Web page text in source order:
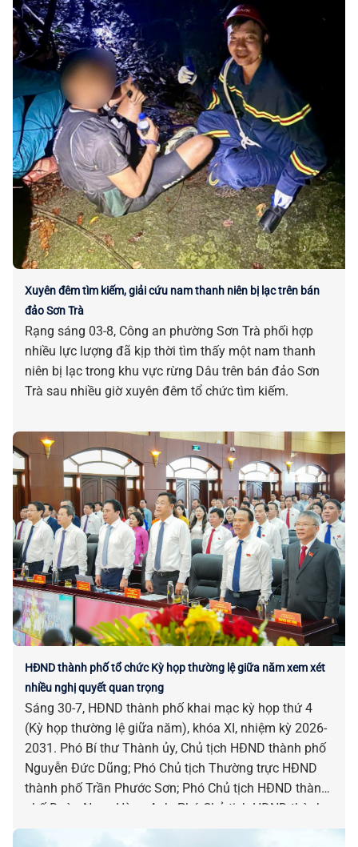
Xuyên đêm tìm kiếm, giải cứu nam thanh niên bị lạc trên bán
đảo Sơn Trà
Rạng sáng 03-8, Công an phường Sơn Trà phối hợp
nhiều lực lượng đã kịp thời tìm thấy một nam thanh
niên bị lạc trong khu vực rừng Dâu trên bán đảo Sơn
Trà sau nhiều giờ xuyên đêm tổ chức tìm kiếm.
HĐND thành phố tổ chức Kỳ họp thường lệ giữa năm xem xét
nhiều nghị quyết quan trọng
Sáng 30-7, HĐND thành phố khai mạc kỳ họp thứ 4
(Kỳ họp thường lệ giữa năm), khóa XI, nhiệm kỳ 2026-
2031. Phó Bí thư Thành ủy, Chủ tịch HĐND thành phố
Nguyễn Đức Dũng; Phó Chủ tịch Thường trực HĐND
thành phố Trần Phước Sơn; Phó Chủ tịch HĐND thành
phố Đoàn Ngọc Hùng Anh; Phó Chủ tịch HĐND thành
phố Nguyễn Công Thanh chủ trì kỳ họp.